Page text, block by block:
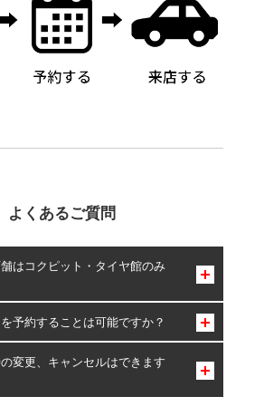
よくあるご質問
はコクピット・タイヤ館のみ
イヤ館のみとなります。
予約することは可能ですか？
ご予約は可能です。
ビスの組み合わせに限り、同時にご予約が
います。
変更、キャンセルはできます